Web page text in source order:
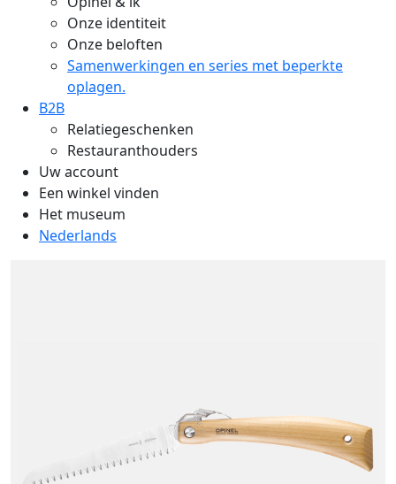
Onze identiteit
Onze beloften
Samenwerkingen en series met beperkte
oplagen.
B2B
Relatiegeschenken
Restauranthouders
Uw account
Een winkel vinden
Het museum
Nederlands